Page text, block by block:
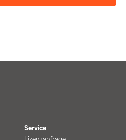
Service